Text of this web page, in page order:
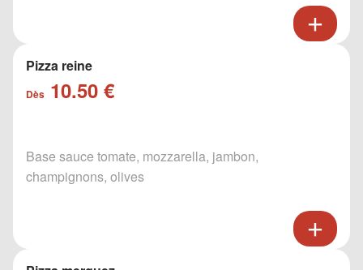
Pizza reine
Dès 10.50 €
Base sauce tomate, mozzarella, jambon,
champignons, olives